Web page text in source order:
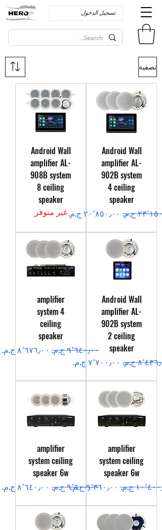
تسجيل الدخول
تصفية
Android Wall
amplifier AL-
902B system
4 ceiling
speaker
عادي
سعر البيع
Android Wall
amplifier AL-
908B system
8 ceiling
speaker
غير متوفر
Android Wall
amplifier AL-
902B system
2 ceiling
speaker
عادي
سعر البيع
amplifier
system 4
ceiling
speaker
سعر عادي
سعر البيع
amplifier
system ceiling
speaker 6w
عادي
سعر البيع
amplifier
system ceiling
speaker 6w
سعر عادي
سعر البيع